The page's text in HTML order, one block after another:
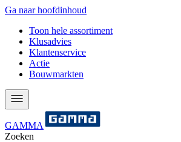
Ga naar hoofdinhoud
Toon hele assortiment
Klusadvies
Klantenservice
Actie
Bouwmarkten
GAMMA
Zoeken